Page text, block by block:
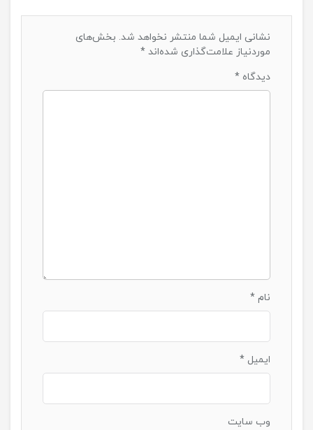
نشانی ایمیل شما منتشر نخواهد شد. بخش‌های
موردنیاز علامت‌گذاری شده‌اند *
دیدگاه *
نام *
ایمیل *
وب‌ سایت